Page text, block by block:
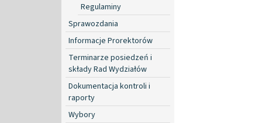
Regulaminy
Sprawozdania
Informacje Prorektorów
Terminarze posiedzeń i
składy Rad Wydziałów
Dokumentacja kontroli i
raporty
Wybory